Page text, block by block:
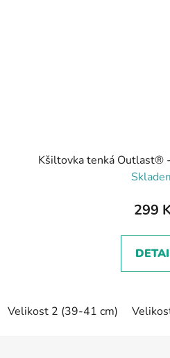
Kšiltovka tenká Outlast®
299
Velikost 2 (39-41 cm)